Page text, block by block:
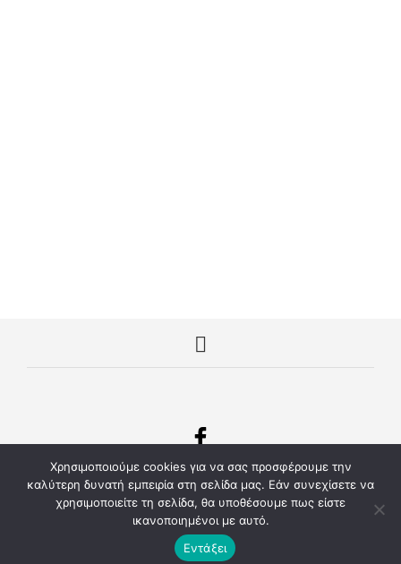
© Copyright 2022 mplouzakia.eu Μπλουζάκια με εκτύπωση
- Διαφημιστικά Δώρα και Ρούχα Εργασίας
Κατασκευή Ιστοσελίδων kentrodiafimisis.gr
Χρησιμοποιούμε cookies για να σας προσφέρουμε την
καλύτερη δυνατή εμπειρία στη σελίδα μας. Εάν συνεχίσετε να
χρησιμοποιείτε τη σελίδα, θα υποθέσουμε πως είστε
ικανοποιημένοι με αυτό.
Εντάξει